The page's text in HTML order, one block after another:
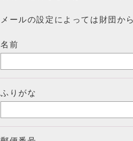
メールの設定によっては財団か
名前
ふりがな